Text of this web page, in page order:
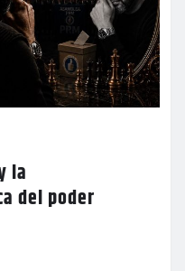
la
del poder